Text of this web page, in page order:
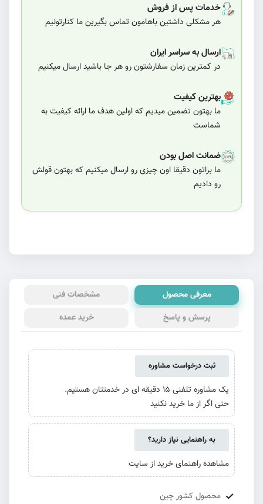
خدمات پس از فروش
هر مشکلی داشتین باهامون تماس بگیرین ما کنارتونیم
ارسال به سراسر ایران
در کمترین زمان سفارشتون رو هر جا باشید ارسال میکنیم
بهترین کیفیت
ما بهتون تضمین میدیم که اولین هدف ما ارائه کیفیت به
شماست
ضمانت اصل بودن
ما براتون دقیقا اون چیزی رو ارسال میکنیم که بهتون قولش
رو دادیم
معرفی محصول
مشخصات فنی
پرسش و پاسخ
خرید عمده
ثبت درخواست مشاوره
یک مشاوره تلفنی 15 دقیقه ای در خدمتتان هستیم.
حتی اگر از ما خرید نکنید
به راهنمایی نیاز دارید؟
مشاهده راهنمای خرید از سایت
محصول کشور چین